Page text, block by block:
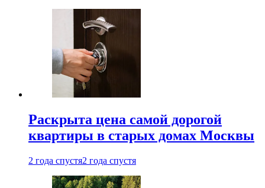
Раскрыта цена самой дорогой
квартиры в старых домах Москвы
2 года спустя2 года спустя